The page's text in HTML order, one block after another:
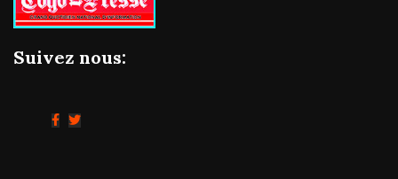
Suivez nous: